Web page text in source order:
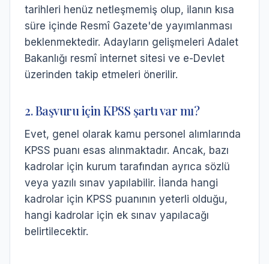
tarihleri henüz netleşmemiş olup, ilanın kısa
süre içinde Resmî Gazete'de yayımlanması
beklenmektedir. Adayların gelişmeleri Adalet
Bakanlığı resmî internet sitesi ve e-Devlet
üzerinden takip etmeleri önerilir.
2. Başvuru için KPSS şartı var mı?
Evet, genel olarak kamu personel alımlarında
KPSS puanı esas alınmaktadır. Ancak, bazı
kadrolar için kurum tarafından ayrıca sözlü
veya yazılı sınav yapılabilir. İlanda hangi
kadrolar için KPSS puanının yeterli olduğu,
hangi kadrolar için ek sınav yapılacağı
belirtilecektir.